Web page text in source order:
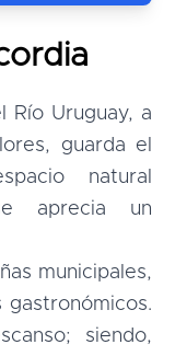
Río Uruguay, a
guarda el
natural
aprecia un
municipales,
gastronómicos.
siendo,